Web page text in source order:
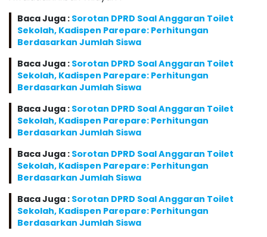
Baca Juga : Sorotan DPRD Soal Anggaran Toilet
Sekolah, Kadispen Parepare: Perhitungan
Berdasarkan Jumlah Siswa
Baca Juga : Sorotan DPRD Soal Anggaran Toilet
Sekolah, Kadispen Parepare: Perhitungan
Berdasarkan Jumlah Siswa
Baca Juga : Sorotan DPRD Soal Anggaran Toilet
Sekolah, Kadispen Parepare: Perhitungan
Berdasarkan Jumlah Siswa
Baca Juga : Sorotan DPRD Soal Anggaran Toilet
Sekolah, Kadispen Parepare: Perhitungan
Berdasarkan Jumlah Siswa
Baca Juga : Sorotan DPRD Soal Anggaran Toilet
Sekolah, Kadispen Parepare: Perhitungan
Berdasarkan Jumlah Siswa